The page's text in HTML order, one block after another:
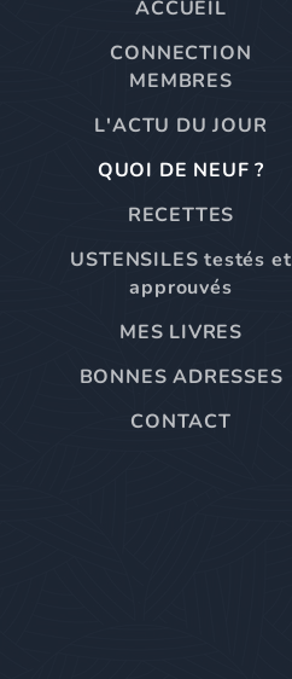
ACCUEIL
CONNECTION
MEMBRES
L'ACTU DU JOUR
QUOI DE NEUF ?
RECETTES
USTENSILES testés et
approuvés
MES LIVRES
BONNES ADRESSES
CONTACT